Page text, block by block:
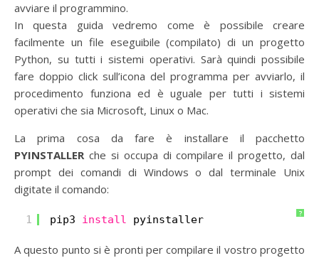
avviare il programmino.
In questa guida vedremo come è possibile creare
facilmente un file eseguibile (compilato) di un progetto
Python, su tutti i sistemi operativi. Sarà quindi possibile
fare doppio click sull’icona del programma per avviarlo, il
procedimento funziona ed è uguale per tutti i sistemi
operativi che sia Microsoft, Linux o Mac.
La prima cosa da fare è installare il pacchetto
PYINSTALLERche si occupa di compilare il progetto, dal
prompt dei comandi di Windows o dal terminale Unix
digitate il comando:
?
1 pip3 install pyinstaller
A questo punto si è pronti per compilare il vostro progetto